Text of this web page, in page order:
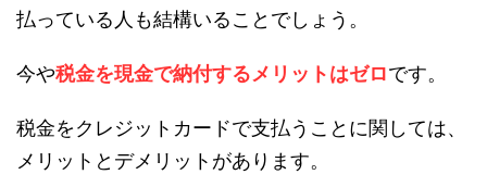
払っている人も結構いることでしょう。
今や税金を現金で納付するメリットはゼロです。
税金をクレジットカードで支払うことに関しては、
メリットとデメリットがあります。